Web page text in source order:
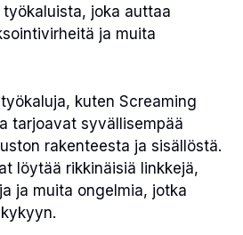
joka auttaa
ja muita
kuten Screaming
tarjoavat syvällisempää
rakenteesta ja sisällöstä.
löytää rikkinäisiä linkkejä,
ja muita ongelmia, jotka